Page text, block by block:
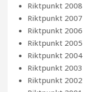
Riktpunkt 2008
Riktpunkt 2007
Riktpunkt 2006
Riktpunkt 2005
Riktpunkt 2004
Riktpunkt 2003
Riktpunkt 2002